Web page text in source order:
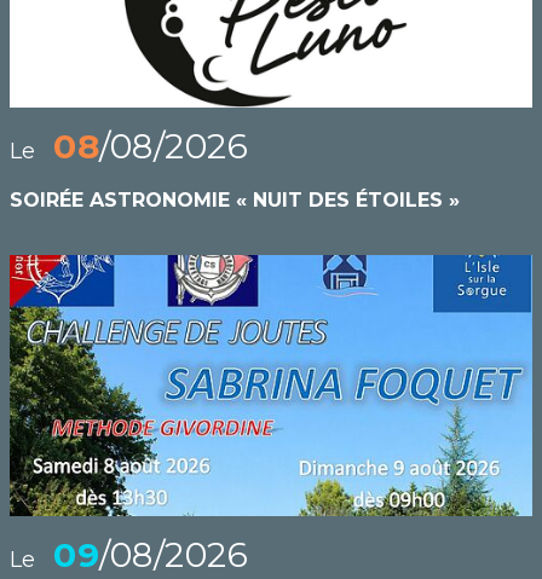
Le 08/08/2026
SOIRÉE ASTRONOMIE « NUIT DES ÉTOILES »
Le 09/08/2026